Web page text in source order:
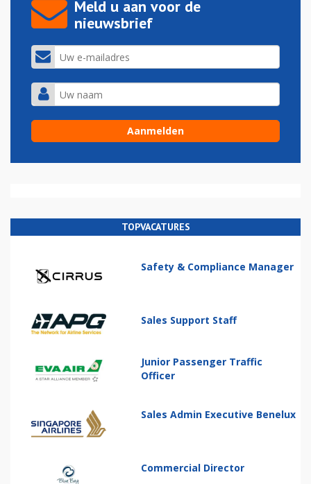
Meld u aan voor de
nieuwsbrief
TOPVACATURES
Safety & Compliance Manager
Sales Support Staff
Junior Passenger Traffic
Officer
Sales Admin Executive Benelux
Commercial Director